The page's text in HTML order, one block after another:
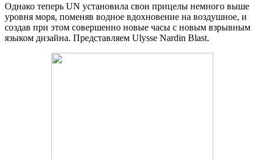
Однако теперь UN установила свои прицелы немного выше
уровня моря, поменяв водное вдохновение на воздушное, и
создав при этом совершенно новые часы с новым взрывным
языком дизайна. Представляем Ulysse Nardin Blast.